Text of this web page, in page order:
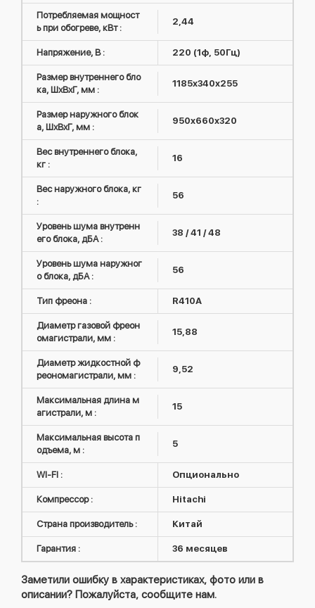
Потребляемая мощност
ь при обогреве, кВт :
2,44
Напряжение, В : 220 (1ф, 50Гц)
Размер внутреннего бло
ка, ШxВxГ, мм :
1185x340x255
Размер наружного блок
а, ШxВxГ, мм :
950x660x320
Вес внутреннего блока,
кг :
16
Вес наружного блока, кг
:
56
Уровень шума внутренн
его блока, дБА :
38 / 41 / 48
Уровень шума наружног
о блока, дБА :
56
Тип фреона : R410А
Диаметр газовой фреон
омагистрали, мм :
15,88
Диаметр жидкостной ф
реономагистрали, мм :
9,52
Максимальная длина м
агистрали, м :
15
Максимальная высота п
одъема, м :
5
WI-FI : Опционально
Компрессор : Hitachi
Страна производитель : Китай
Гарантия : 36 месяцев
Заметили ошибку в характеристиках, фото или в
описании? Пожалуйста, сообщите нам.